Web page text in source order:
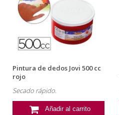
Pintura de dedos Jovi 500 cc
rojo
Secado rápido.
Añadir al carrito